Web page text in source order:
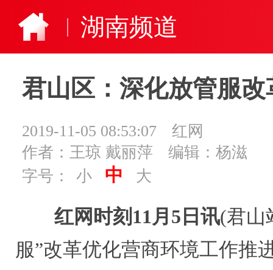
湖南频道
君山区：深化放管服
2019-11-05 08:53:07
红网
作者：王琼 戴丽萍
编辑：杨滋
字号：
小 中 大
红网时刻11月5日讯(君山
服”改革优化营商环境工作推